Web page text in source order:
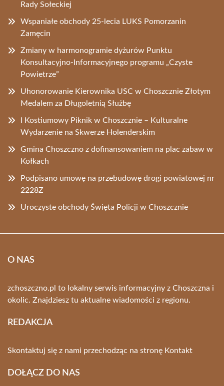
Rady Sołeckiej
Wspaniałe obchody 25-lecia LUKS Pomorzanin
Zamęcin
Zmiany w harmonogramie dyżurów Punktu
Konsultacyjno-Informacyjnego programu „Czyste
Powietrze”
Uhonorowanie Kierownika USC w Choszcznie Złotym
Medalem za Długoletnią Służbę
I Kostiumowy Piknik w Choszcznie – Kulturalne
Wydarzenie na Skwerze Holenderskim
Gmina Choszczno z dofinansowaniem na plac zabaw w
Kołkach
Podpisano umowę na przebudowę drogi powiatowej nr
2228Z
Uroczyste obchody Święta Policji w Choszcznie
O NAS
zchoszczno.pl to lokalny serwis informacyjny z Choszczna i
okolic. Znajdziesz tu aktualne wiadomości z regionu.
REDAKCJA
Skontaktuj się z nami przechodząc na stronę Kontakt
DOŁĄCZ DO NAS